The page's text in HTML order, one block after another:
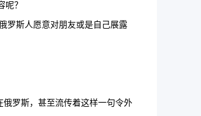
？
罗斯人愿意对朋友或是自己展露
罗斯，甚至流传着这样一句令外